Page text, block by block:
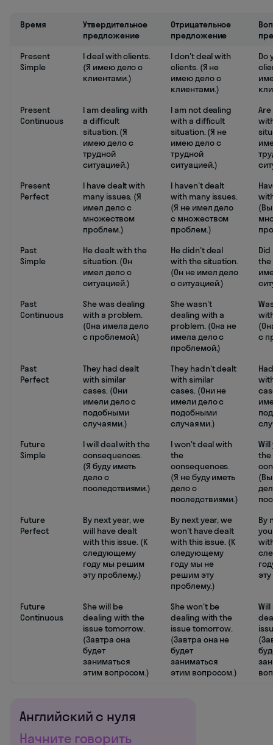
Время
Утвердительное
предложение
Отрицательное
предложение
Present
Simple
I deal with clients.
(Я имею дело с
клиентами.)
I don't deal with
clients. (Я не
имею дело с
клиентами.)
Do
Present
Continuous
I am dealing with
a difficult
situation. (Я
имею дело с
трудной
ситуацией.)
I am not dealing
with a difficult
situation. (Я не
имею дело с
трудной
ситуацией.)
Present
Perfect
I have dealt with
many issues. (Я
имел дело с
множеством
проблем.)
I haven't dealt
with many issues.
(Я не имел дело
с множеством
проблем.)
Past
Simple
He dealt with the
situation. (Он
имел дело с
ситуацией.)
He didn't deal
with the situation.
(Он не имел дело
с ситуацией.)
the
Past
Continuous
She was dealing
with a problem.
(Она имела дело
с проблемой.)
She wasn't
dealing with a
problem. (Она не
имела дело с
проблемой.)
с
Past
Perfect
They had dealt
with similar
cases. (Они
имели дело с
подобными
случаями.)
They hadn't dealt
with similar
cases. (Они не
имели дело с
подобными
случаями.)
Future
Simple
I will deal with the
consequences.
(Я буду иметь
дело с
последствиями.)
I won't deal with
the
consequences.
(Я не буду иметь
дело с
последствиями.)
the
(Вы
Future
Perfect
By next year, we
will have dealt
with this issue. (К
следующему
году мы решим
эту проблему.)
By next year, we
won't have dealt
with this issue. (К
следующему
году мы не
решим эту
проблему.)
By
Future
Continuous
She will be
dealing with the
issue tomorrow.
(Завтра она
будет
заниматься
этим вопросом.)
She won't be
dealing with the
issue tomorrow.
(Завтра она не
будет
заниматься
этим вопросом.)
Английский с нуля
Начните говорить